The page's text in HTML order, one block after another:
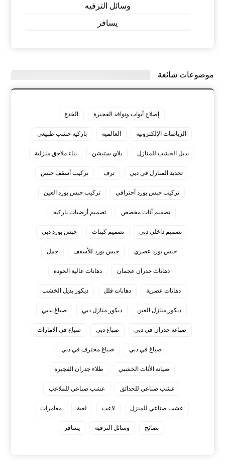
وسائل الترفيه
يسافر
موضوعات شائعة
إصلاح أبواب ونوافذ الفجيرة الخدع
الرياضات الإلكترونية العالمية باركيه خشب طبيعي
بديل الخشب للمنازل بلاي ستيشن بناء ملاحق منزلية
تجديد المنازل في دبي ترف تركيب أسقف جبس
تركيب جبس بورد أحترافي تركيب جبس بورد العين
تصميم أثاث مخصص تصميم أرضيات باركيه
تصميم داخلي دبي تصميم كبتات جبس بورد دبي
جبس بورد عصري جبس بورد للأسقف جمل
دهانات جدران عجمان دهانات عالية الجودة
دهانات عصرية دهانات فلل ديكور بديل الخشب
ديكور منازل العين ديكور منازل دبي صباغ بدبي
صباغة جدران في دبي صباغ دبي صباغ في الامارات
صباغ في دبي صباغ محترف في دبي
صيانة الأثاث الخشبي طلاء جدران الفجيرة
عشب صناعي للحدائق عشب صناعي للملاعب
عشب صناعي للمنزل لاعب لعبة مغامرات
نصائح وسائل الترفيه يسافر